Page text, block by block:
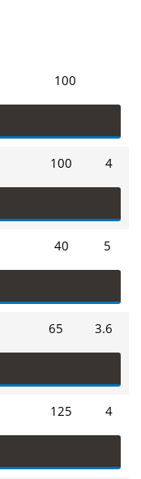
100
100 4
40 5
65 3.6
125 4